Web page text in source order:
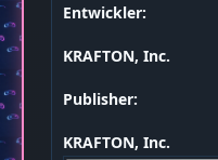
Entwickler:
KRAFTON, Inc.
Publisher:
KRAFTON, Inc.